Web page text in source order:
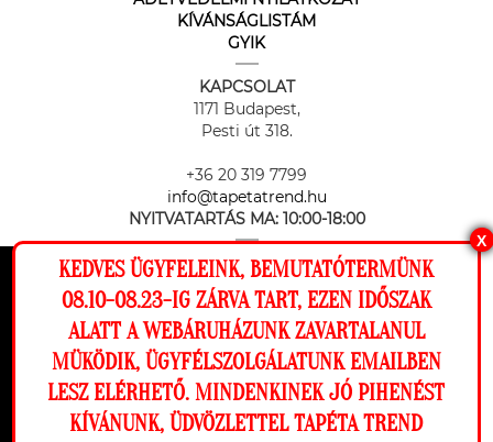
Ez a weboldal cookie-kat használ, hogy a
lehető legjobb élményt nyújtsa honlapunkon.
Beállítások
Elutasítom Engedélyezem
KÍVÁNSÁGLISTÁM
GYIK
KAPCSOLAT
1171 Budapest,
Pesti út 318.
+36 20 319 7799
info@tapetatrend.hu
NYITVATARTÁS MA: 10:00-18:00
Az online fizetést a Barion Payment Zrt. biztosítja, MNB engedély
száma: H-EN-I-1064/2013
X
KEDVES ÜGYFELEINK, BEMUTATÓTERMÜNK
08.10-08.23-IG ZÁRVA TART, EZEN IDŐSZAK
ALATT A WEBÁRUHÁZUNK ZAVARTALANUL
MÜKÖDIK, ÜGYFÉLSZOLGÁLATUNK EMAILBEN
LESZ ELÉRHETŐ. MINDENKINEK JÓ PIHENÉST
KÍVÁNUNK, ÜDVÖZLETTEL TAPÉTA TREND